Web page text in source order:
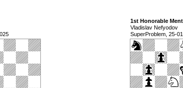
1st Honorable
Vladislav Nefyodov
SuperProblem, 25-